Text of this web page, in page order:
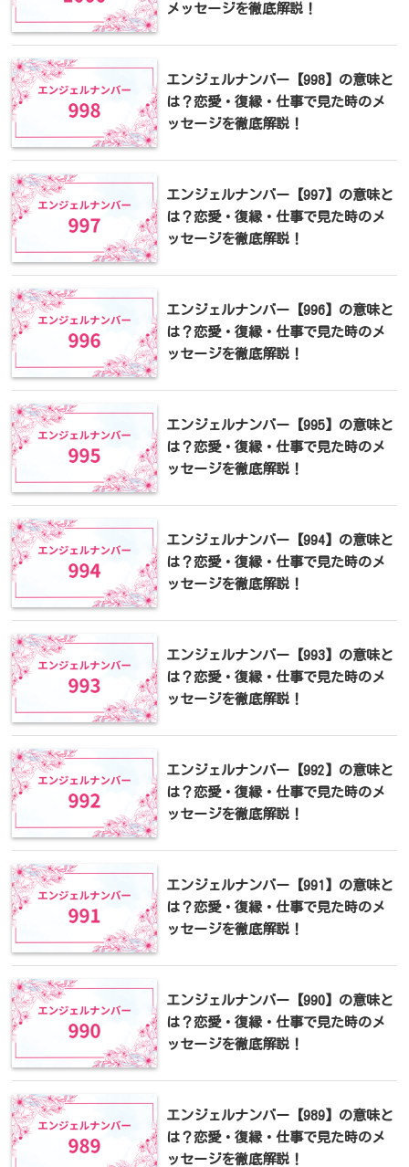
メッセージを徹底解説！
エンジェルナンバー【998】の意味と
は？恋愛・復縁・仕事で見た時のメ
ッセージを徹底解説！
エンジェルナンバー【997】の意味と
は？恋愛・復縁・仕事で見た時のメ
ッセージを徹底解説！
エンジェルナンバー【996】の意味と
は？恋愛・復縁・仕事で見た時のメ
ッセージを徹底解説！
エンジェルナンバー【995】の意味と
は？恋愛・復縁・仕事で見た時のメ
ッセージを徹底解説！
エンジェルナンバー【994】の意味と
は？恋愛・復縁・仕事で見た時のメ
ッセージを徹底解説！
エンジェルナンバー【993】の意味と
は？恋愛・復縁・仕事で見た時のメ
ッセージを徹底解説！
エンジェルナンバー【992】の意味と
は？恋愛・復縁・仕事で見た時のメ
ッセージを徹底解説！
エンジェルナンバー【991】の意味と
は？恋愛・復縁・仕事で見た時のメ
ッセージを徹底解説！
エンジェルナンバー【990】の意味と
は？恋愛・復縁・仕事で見た時のメ
ッセージを徹底解説！
エンジェルナンバー【989】の意味と
は？恋愛・復縁・仕事で見た時のメ
ッセージを徹底解説！